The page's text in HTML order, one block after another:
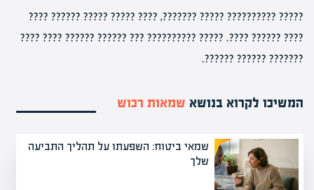
????? ?????????? ????? ???????, ???? ????? ????? ?????? ????
???? ?????? ????. ????? ?????????? ??? ?????? ?????? ???? ????
??????? ?????? ??????.
המשיכו לקרוא בנושא שמאות רכוש
שמאי ביטוח: השפעתו על תהליך התביעה
שלך